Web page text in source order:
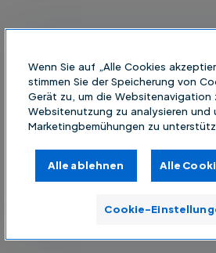
Wenn Sie auf „Alle Cookies
stimmen Sie der Speicherung von
Gerät zu, um die Websitenavigation
Websitenutzung zu analysieren und
Marketingbemühungen zu
Alle ablehnen Alle
Cookie-